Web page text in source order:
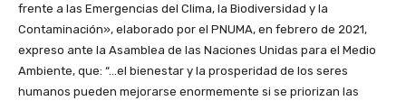
frente a las Emergencias del Clima, la Biodiversidad y la
Contaminación», elaborado por el PNUMA, en febrero de 2021,
expreso ante la Asamblea de las Naciones Unidas para el Medio
Ambiente, que: “…el bienestar y la prosperidad de los seres
humanos pueden mejorarse enormemente si se priorizan las